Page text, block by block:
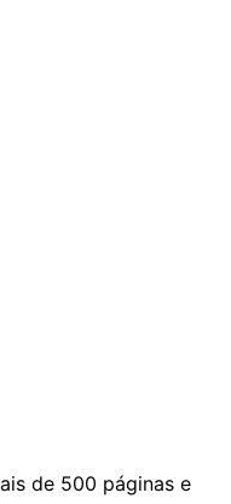
de 500 páginas e